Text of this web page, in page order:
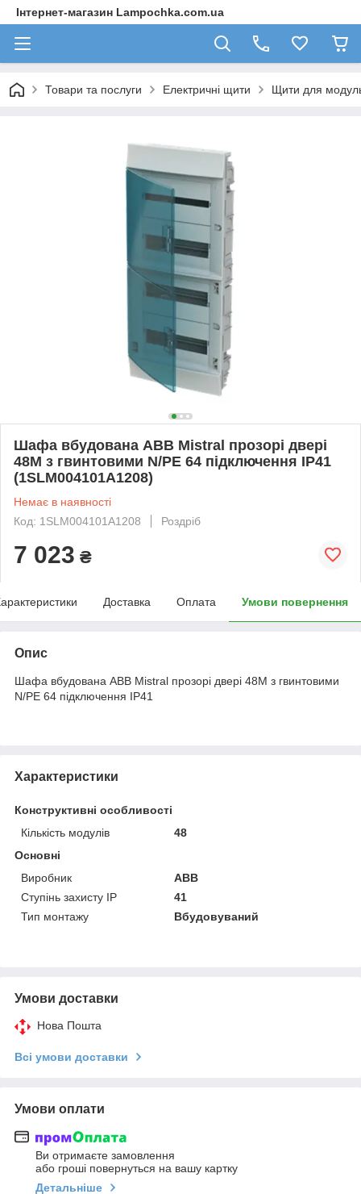
Інтернет-магазин Lampochka.com.ua
Товари та послуги Електричні щити Щити для
Шафа вбудована ABB Mistral прозорі двері
48M з гвинтовими N/PE 64 підключення IP41
(1SLM004101A1208)
Немає в наявності
Код: 1SLM004101A1208
Роздріб
7 023 ₴
Доставка Оплата Умови повернення
Опис
Шафа вбудована ABB Mistral прозорі двері 48M з гвинтовими
N/PE 64 підключення IP41
Характеристики
Конструктивні особливості
Кількість модулів
48
Основні
Виробник
ABB
Ступінь захисту IP
41
Тип монтажу
Вбудовуваний
Умови доставки
Нова Пошта
Всі умови доставки
Умови оплати
Ви отримаєте замовлення
або гроші повернуться на вашу картку
Детальніше